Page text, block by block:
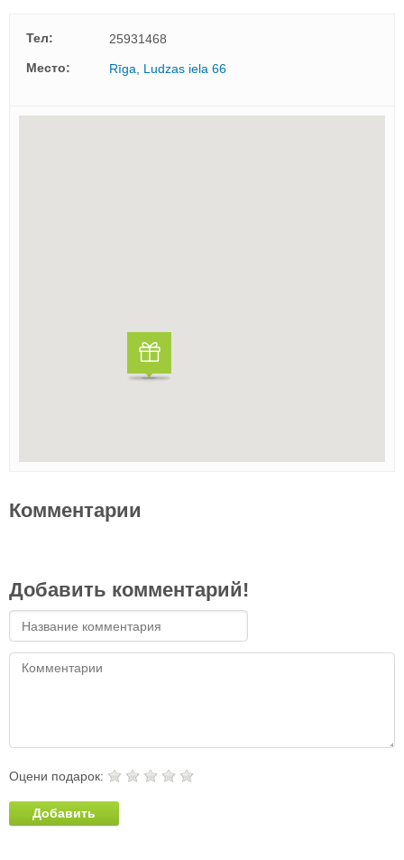
Тел:
25931468
Mесто:
Rīga, Ludzas iela 66
Комментарии
Добавить комментарий!
Оцени подарок:
Добавить